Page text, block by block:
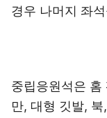
경우 나머지 좌
중립응원석은 홈
만, 대형 깃발,